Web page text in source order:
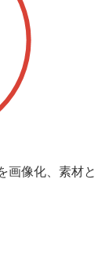
画像化、素材と